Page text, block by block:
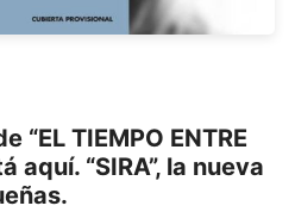
“EL TIEMPO ENTRE
aquí. “SIRA”, la nueva